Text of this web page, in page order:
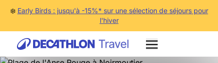
❄️ Early Birds : jusqu'à -15%* sur une sélection de séjours pour
l'hiver